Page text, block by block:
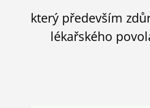
který především
lékařského